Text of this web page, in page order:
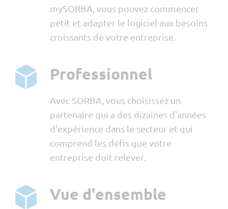
mySORBA, vous pouvez commencer
petit et adapter le logiciel aux besoins
croissants de votre entreprise.
Professionnel
Avec SORBA, vous choisissez un
partenaire qui a des dizaines d'années
d'expérience dans le secteur et qui
comprend les défis que votre
entreprise doit relever.
Vue d'ensemble